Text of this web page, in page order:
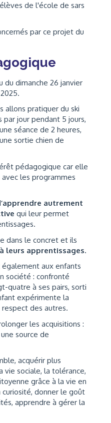
de l'école de sars
par ce projet du
du dimanche 26 janvier
allons pratiquer du ski
par jour pendant 5 jours,
séance de 2 heures,
sortie chien de
pédagogique car elle
les programmes
autrement
qui leur permet
dans le concret et ils
leurs apprentissages.
aux enfants
société : confronté
quatre à ses pairs, sorti
expérimente la
des autres.
les acquisitions :
source de
acquérir plus
vie sociale, la tolérance,
grâce à la vie en
donner le goût
apprendre à gérer la